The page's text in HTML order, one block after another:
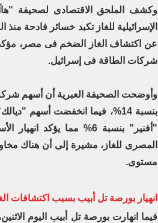
وكشف الملحق الاقتصادى لصحيفة
الإسرائيلية للغاز تكبد خسائر فادحة
عن اكتشاف الغاز الضخم فى مصر،
شركات الطاقة فى إسرائيل.
وأوضحت الصحيفة العبرية أن أسهم
"أفنير" بنسبة 6% مما
المصرى للغاز، مشيرة إلى أن هناك
مستوى.
انهيار بورصة تل أبيب بسبب اكتشافات
فيما انهارت بورصة تل أبيب اليوم